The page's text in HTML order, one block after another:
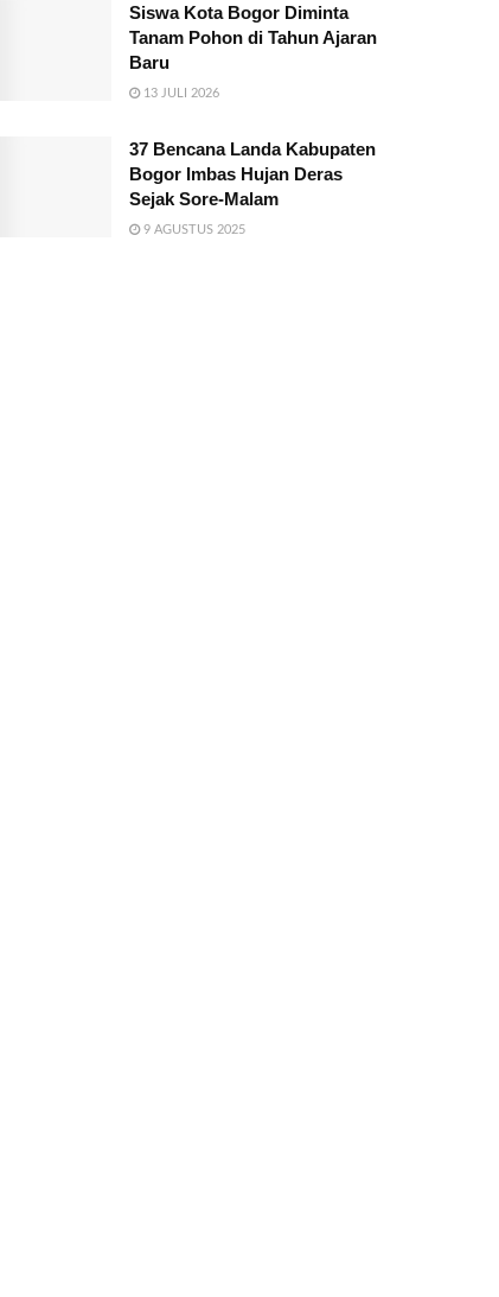
Siswa Kota Bogor Diminta
Tanam Pohon di Tahun Ajaran
Baru
13 JULI 2026
37 Bencana Landa Kabupaten
Bogor Imbas Hujan Deras
Sejak Sore-Malam
9 AGUSTUS 2025